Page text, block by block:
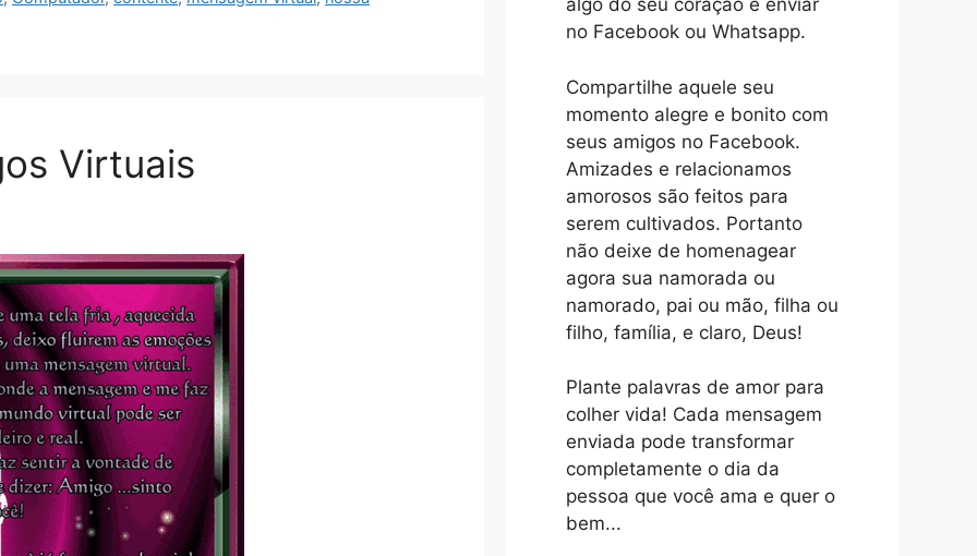
Virtuais
algo do seu coração e enviar
no Facebook ou Whatsapp.
Compartilhe aquele seu
momento alegre e bonito com
seus amigos no Facebook.
Amizades e relacionamos
amorosos são feitos para
serem cultivados. Portanto
não deixe de homenagear
agora sua namorada ou
namorado, pai ou mão, filha ou
filho, família, e claro, Deus!
Plante palavras de amor para
colher vida! Cada mensagem
enviada pode transformar
completamente o dia da
pessoa que você ama e quer o
bem...